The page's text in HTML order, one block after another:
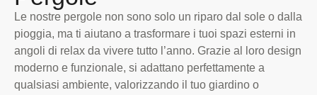
Le nostre pergole non sono solo un riparo dal sole o dalla
pioggia, ma ti aiutano a trasformare i tuoi spazi esterni in
angoli di relax da vivere tutto l’anno. Grazie al loro design
moderno e funzionale, si adattano perfettamente a
qualsiasi ambiente, valorizzando il tuo giardino o